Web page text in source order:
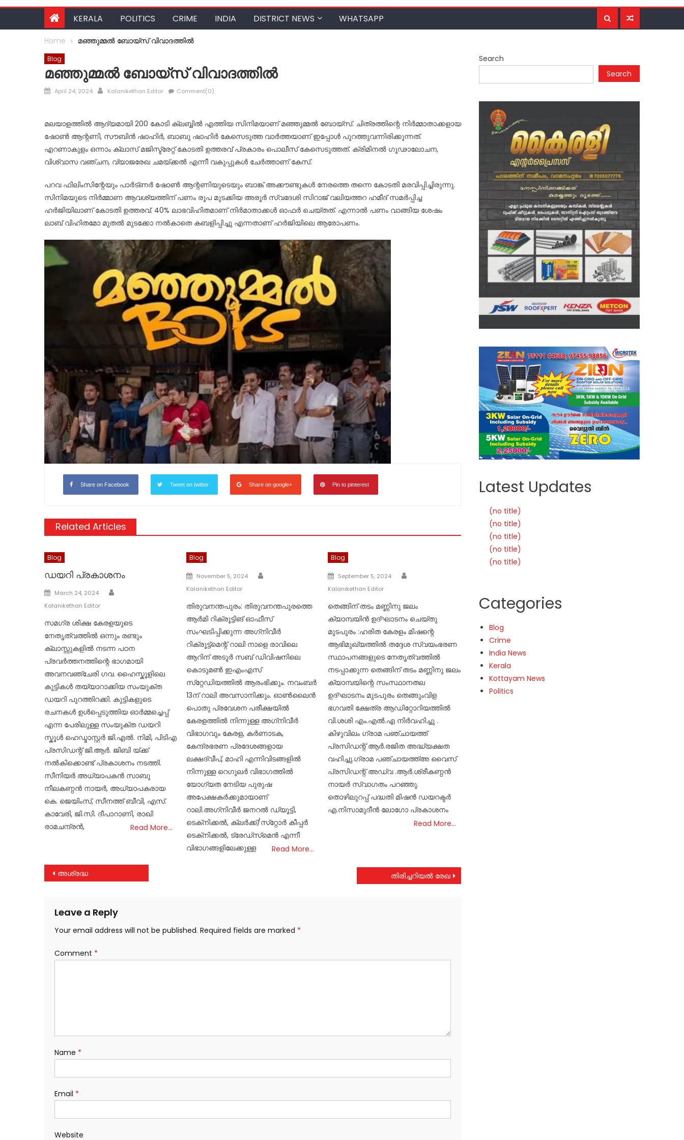
KERALA POLITICS CRIME INDIA DISTRICT NEWS WHATSAPP
Home മഞ്ഞുമ്മൽ ബോയ്സ് വിവാദത്തിൽ
Blog
മഞ്ഞുമ്മൽ ബോയ്സ് വിവാദത്തിൽ
Posted
April 24, 2024 Author
Kalanikethan Editor Comment(0)
മലയാളത്തില്‍ ആദ്യമായി 200 കോടി ക്ലബ്ബില്‍ എത്തിയ സിനിമയാണ് മഞ്ഞുമ്മല്‍ ബോയ്‌സ്. ചിത്രത്തിന്റെ നിര്‍മ്മാതാക്കളായ
ഷോണ്‍ ആന്റണി, സൗബിന്‍ ഷാഹിര്‍, ബാബു ഷാഹിര്‍ കേസെടുത്ത വാര്‍ത്തയാണ് ഇപ്പോള്‍ പുറത്തുവന്നിരിക്കുന്നത്.
എറണാകുളം ഒന്നാം ക്ലാസ് മജിസ്ട്രേറ്റ് കോടതി ഉത്തരവ് പ്രകാരം പൊലീസ് കേസെടുത്തത്. ക്രിമിനല്‍ ഗൂഢാലോചന,
വിശ്വാസ വഞ്ചന, വ്യാജരേഖ ചമയ്ക്കല്‍ എന്നീ വകുപ്പുകള്‍ ചേര്‍ത്താണ് കേസ്.
പറവ ഫിലിംസിന്റേയും പാര്‍ട്ണര്‍ ഷോണ്‍ ആന്റണിയുടെയും ബാങ്ക് അക്കൗണ്ടുകള്‍ നേരത്തെ തന്നെ കോടതി മരവിപ്പിച്ചിരുന്നു.
സിനിമയുടെ നിര്‍മ്മാണ ആവശ്യത്തിന് പണം രൂപ മുടക്കിയ അരൂര്‍ സ്വദേശി സിറാജ് വലിയത്തറ ഹമീദ് സമര്‍പ്പിച്ച
ഹര്‍ജിയിലാണ് കോടതി ഉത്തരവ്. 40% ലാഭവിഹിതമാണ് നിര്‍മാതാക്കള്‍ ഓഫര്‍ ചെയ്തത്. എന്നാല്‍ പണം വാങ്ങിയ ശേഷം
ലാബ് വിഹിതമോ മുതല്‍ മുടക്കോ നല്‍കാതെ കബളിപ്പിച്ചു എന്നതാണ് ഹര്‍ജിയിലെ ആരോപണം.
Share on Facebook Tweet on twitter Share on google+ Pin to pinterest
Related Articles
Blog
ഡയറി പ്രകാശനം
Posted
on
March 24, 2024
Kalanikethan Editor
സമഗ്ര ശിക്ഷ കേരളയുടെ
നേതൃത്വത്തിൽ ഒന്നും രണ്ടും
ക്ലാസ്സുകളിൽ നടന്ന പഠന
പ്രവർത്തനത്തിന്റെ ഭാഗമായി
അവനവഞ്ചേരി ഗവ. ഹൈസ്കൂളിലെ
കുട്ടികൾ തയ്യാറാക്കിയ സംയുക്ത
ഡയറി പുറത്തിറക്കി. കുട്ടികളുടെ
രചനകൾ ഉൾപ്പെടുത്തിയ ഓർമ്മച്ചെപ്പ്
എന്ന പേരിലുള്ള സംയുക്ത ഡയറി
സ്കൂൾ ഹെഡ്മാസ്റ്റർ ജി.എൽ. നിമി, പിടിഎ
പ്രസിഡന്റ് ജി.ആർ. ജിബി യ്‌ക്ക്
നൽകിക്കൊണ്ട് പ്രകാശനം നടത്തി.
സീനിയർ അധ്യാപകൻ സാബു
നീലകണ്ഠൻ നായർ, അധ്യാപകരായ
കെ. ജെയിംസ്, സീനത്ത് ബീവി, എസ്.
കാവേരി, ജി.സി. ദീപാറാണി, രാഖി
രാമചന്ദ്രൻ,
Read More…
Blog
Posted
on
November 5, 2024
Kalanikethan Editor
തിരുവനന്തപുരം: തിരുവനന്തപുരത്തെ
ആര്‍മി റിക്രൂട്ടിങ് ഓഫീസ്
സംഘടിപ്പിക്കുന്ന അഗ്‌നിവീര്‍
റിക്രൂട്ട്‌മെന്റ് റാലി നാളെ രാവിലെ
ആറിന് അടൂര്‍ സബ് ഡിവിഷനിലെ
കൊടുമണ്‍ ഇഎംഎസ്
സ്‌റ്റേഡിയത്തില്‍ ആരംഭിക്കും. നവംബര്‍
13ന് റാലി അവസാനിക്കും. ഓണ്‍ലൈന്‍
പൊതു പ്രവേശന പരീക്ഷയില്‍
കേരളത്തില്‍ നിന്നുള്ള അഗ്‌നിവീര്‍
വിഭാഗവും കേരള, കര്‍ണാടക,
കേന്ദ്രഭരണ പ്രദേശങ്ങളായ
ലക്ഷദ്വീപ്, മാഹി എന്നിവിടങ്ങളില്‍
നിന്നുള്ള റെഗുലര്‍ വിഭാഗത്തില്‍
യോഗ്യത നേടിയ പുരുഷ
അപേക്ഷകര്‍ക്കുമായാണ്
റാലി.അഗ്‌നിവീര്‍ ജനറല്‍ ഡ്യൂട്ടി,
ടെക്‌നിക്കല്‍, ക്ലര്‍ക്ക്/സ്‌റ്റോര്‍ കീപ്പര്‍
ടെക്‌നിക്കല്‍, ട്രേഡ്‌സ്‌മെന്‍ എന്നീ
വിഭാഗങ്ങളിലേക്കുള്ള
Read More…
Blog
Posted
on
September 5, 2024
Kalanikethan Editor
തെങ്ങിന് തടം മണ്ണിനു ജലം
ക്യാമ്പയിൻ ഉദ്‌ഘാടനം ചെയ്തു
മുടപുരം :ഹരിത കേരളം മിഷന്റെ
ആഭിമുഖ്യത്തിൽ തദ്ദേശ സ്വയംഭരണ
സ്ഥാപനങ്ങളുടെ നേതൃത്വത്തിൽ
നടപ്പാക്കുന്ന തെങ്ങിന് തടം മണ്ണിനു ജലം
ക്യാമ്പയിന്റെ സംസ്ഥാനതല
ഉദ്‌ഘാടനം മുടപുരം തെങ്ങുംവിള
ഭഗവതി ക്ഷേത്ര ആഡിറ്റോറിയത്തിൽ
വി.ശശി എം.എൽ.എ നിർവഹിച്ചു .
കിഴുവിലം ഗ്രാമ പഞ്ചായത്ത്
പ്രസിഡന്റ് ആർ.രജിത അദ്ധ്യക്ഷത
വഹിച്ചു.ഗ്രാമ പഞ്ചായത്ത്അ വൈസ്
പ്രസിഡന്റ് അഡ്വ .ആർ.ശ്രീകണ്ഠൻ
നായർ സ്വാഗതം പറഞ്ഞു.
തൊഴിലുറപ്പ് പദ്ധതി മിഷൻ ഡയറക്ടർ
എ.നിസാമുദീൻ ലോഗോ പ്രകാശനം
Read More…
Post
അശ്രദ്ധ തിരിച്ചറിയൽ രേഖ
Leave a Reply
Your email address will not be published. Required fields are marked *
Comment *
Name *
Email *
Website
Search
Search
Latest Updates
(no title)
(no title)
(no title)
(no title)
(no title)
Categories
Blog
Crime
India News
Kerala
Kottayam News
Politics